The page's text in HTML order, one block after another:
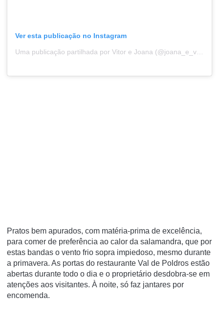
Ver esta publicação no Instagram
Pratos bem apurados, com matéria-prima de excelência,
para comer de preferência ao calor da salamandra, que por
estas bandas o vento frio sopra impiedoso, mesmo durante
a primavera. As portas do restaurante Val de Poldros estão
abertas durante todo o dia e o proprietário desdobra-se em
atenções aos visitantes. À noite, só faz jantares por
encomenda.